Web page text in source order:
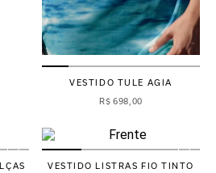
VESTIDO TULE AGIA
R$ 698 00
VESTIDO LISTRAS FIO TINTO